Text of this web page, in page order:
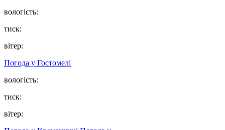
вологість:
тиск:
вітер:
Погода у Гостомелі
вологість:
тиск:
вітер: